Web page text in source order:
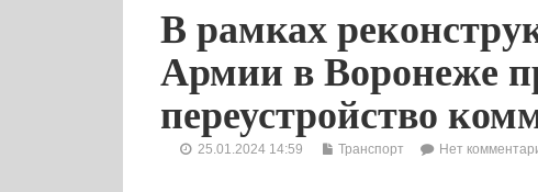
В рамках
Армии в Воронеже
переустройство
25.01.2024 14:59 Транспорт Нет